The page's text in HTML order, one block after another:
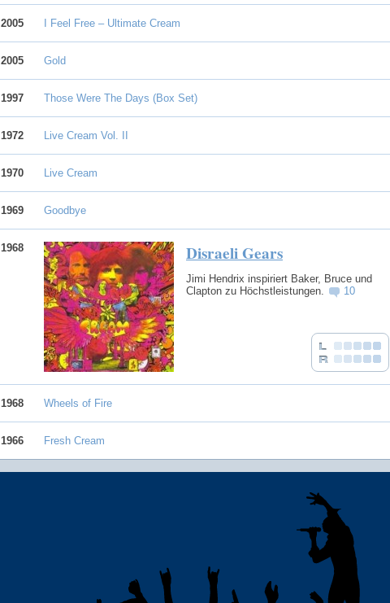
2005 I Feel Free – Ultimate Cream
2005 Gold
1997 Those Were The Days (Box Set)
1972 Live Cream Vol. II
1970 Live Cream
1969 Goodbye
1968 Disraeli Gears
Jimi Hendrix inspiriert Baker, Bruce und
Clapton zu Höchstleistungen.
10
1968 Wheels of Fire
1966 Fresh Cream